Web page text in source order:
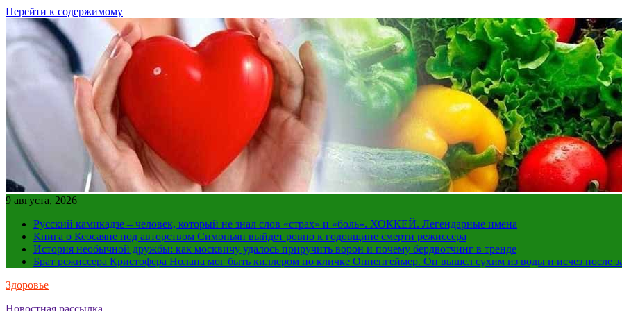
Перейти к содержимому
9 августа, 2026
Русский камикадзе – человек, который не знал слов «страх» и «боль». ХОККЕЙ. Легендарные имена
Книга о Кеосаяне под авторством Симоньян выйдет ровно к годовщине смерти режиссера
История необычной дружбы: как москвичу удалось приручить ворон и почему бердвотчинг в тренде
Брат режиссера Кристофера Нолана мог быть киллером по кличке Оппенгеймер. Он вышел сухим из воды и исчез после
Здоровье
Новостная рассылка